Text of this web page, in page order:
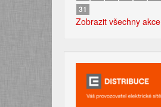
31
Zobrazit všechny akce